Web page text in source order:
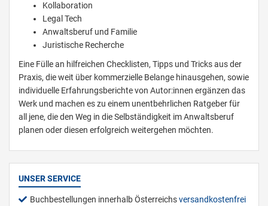
Kollaboration
Legal Tech
Anwaltsberuf und Familie
Juristische Recherche
Eine Fülle an hilfreichen Checklisten, Tipps und Tricks aus der
Praxis, die weit über kommerzielle Belange hinausgehen, sowie
individuelle Erfahrungsberichte von Autor:innen ergänzen das
Werk und machen es zu einem unentbehrlichen Ratgeber für
all jene, die den Weg in die Selbständigkeit im Anwaltsberuf
planen oder diesen erfolgreich weitergehen möchten.
UNSER SERVICE
Buchbestellungen innerhalb Österreichsversandkostenfrei